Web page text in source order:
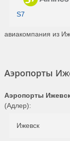
S7
авиакомпания из
Аэропорты
Аэропорты
(Адлер):
Ижевск